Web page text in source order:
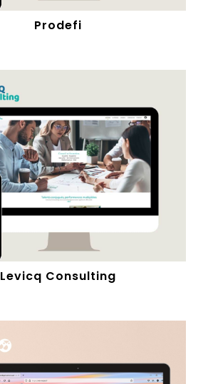
Prodefi
Levicq Consulting